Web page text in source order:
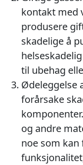
kontakt med
produsere
skadelige å
til ubehag
Ødeleggelse
forårsake
og andre
noe som